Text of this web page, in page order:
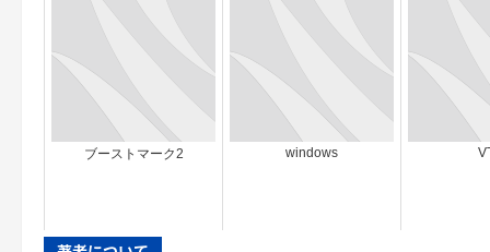
ブーストマーク2 windows